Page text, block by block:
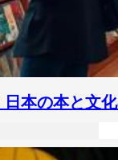
本の本と文